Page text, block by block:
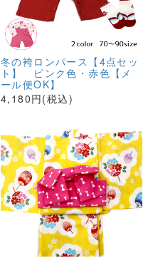
冬の袴ロンパース【4点セッ
ト】 ピンク色・赤色【メ
ール便OK】
4,180円(税込)